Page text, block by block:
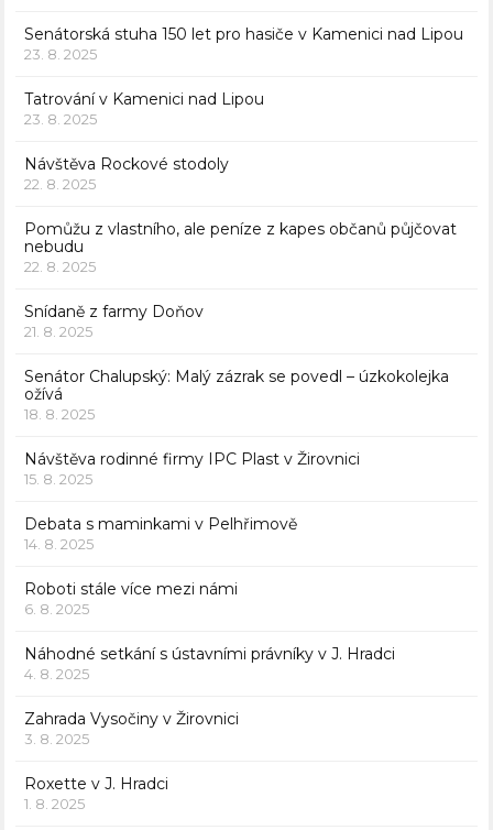
Senátorská stuha 150 let pro hasiče v Kamenici nad Lipou
23. 8. 2025
Tatrování v Kamenici nad Lipou
23. 8. 2025
Návštěva Rockové stodoly
22. 8. 2025
Pomůžu z vlastního, ale peníze z kapes občanů půjčovat
nebudu
22. 8. 2025
Snídaně z farmy Doňov
21. 8. 2025
Senátor Chalupský: Malý zázrak se povedl – úzkokolejka
ožívá
18. 8. 2025
Návštěva rodinné firmy IPC Plast v Žirovnici
15. 8. 2025
Debata s maminkami v Pelhřimově
14. 8. 2025
Roboti stále více mezi námi
6. 8. 2025
Náhodné setkání s ústavními právníky v J. Hradci
4. 8. 2025
Zahrada Vysočiny v Žirovnici
3. 8. 2025
Roxette v J. Hradci
1. 8. 2025